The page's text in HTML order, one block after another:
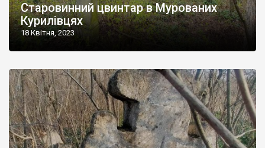
Старовинний цвинтар в Мурованих
Курилівцях
18 Квітня, 2023